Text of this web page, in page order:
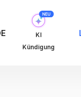
KI
Kündigung